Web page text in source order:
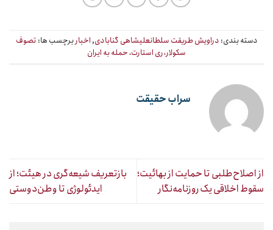
دسته بندی: دراویش طریقت سلطانعلیشاهی گنابادی,اخباربرچسب ها: تصوف
سکولار، ری استارت، حمله به ایران
سراب حقیقت
از اصلاح‌طلبی تا حمایت از بهائیت؛
سقوط اخلاقی یک روزنامه‌نگار
بازتعریف شیعه‌گری در هیئت؛ از
ایدئولوژی تا وطن‌دوستی